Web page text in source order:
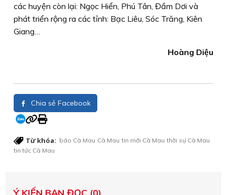
các huyện còn lại: Ngọc Hiển, Phú Tân, Đầm Dơi và
phát triển rộng ra các tỉnh: Bạc Liêu, Sóc Trăng, Kiên
Giang…
Hoàng Diệu
Chia sẻ Facebook
Từ khóa: báo Cà Mau Cà Mau tin mới Cà Mau thời sự Cà Mau
tin tức Cà Mau
Ý KIẾN BẠN ĐỌC (0)